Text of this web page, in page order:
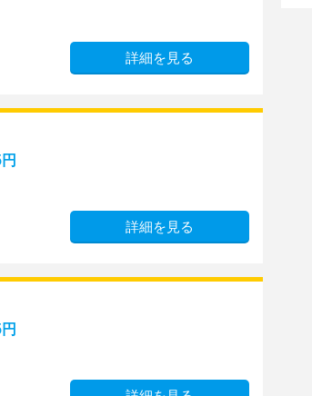
詳細を見る
詳細を見る